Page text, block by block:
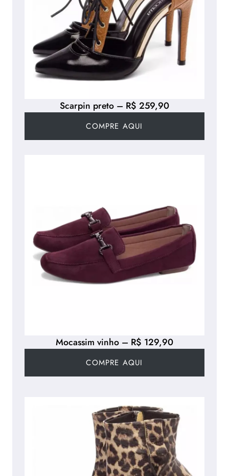
Scarpin preto – R$ 259,90
COMPRE AQUI
Mocassim vinho – R$ 129,90
COMPRE AQUI